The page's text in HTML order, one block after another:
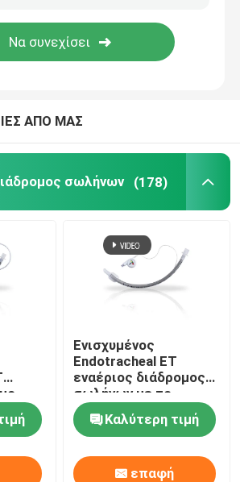
προστατευτικού εξοπλισμού
ΑΠΟ ΜΑΣ
σωλήνων (178)
Ενισχυμένος
Endotracheal ET
εναέριος διάδρομος
σωλήνων με το
όργανο ελέγχου
πίεσης Intracuff
Καλύτερη τιμή
επαφή